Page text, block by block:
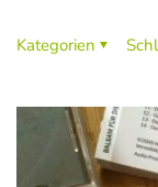
Kategorien